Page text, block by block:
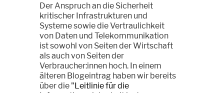
Der Anspruch an die Sicherheit
kritischer Infrastrukturen und
Systeme sowie die Vertraulichkeit
von Daten und Telekommunikation
ist sowohl von Seiten der Wirtschaft
als auch von Seiten der
Verbraucher:innen hoch. In einem
älteren Blogeintrag haben wir bereits
über die "Leitlinie für die